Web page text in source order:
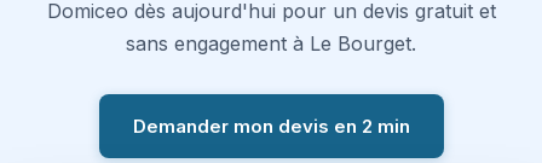
Domiceo dès aujourd'hui pour un devis gratuit et
sans engagement à Le Bourget.
Demander mon devis en 2 min